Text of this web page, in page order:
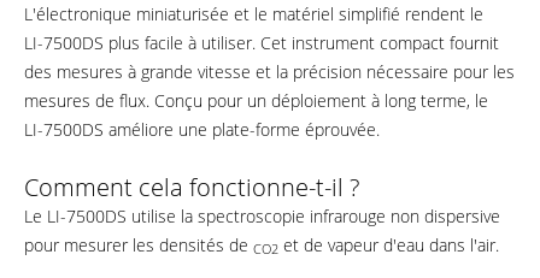
L'électronique miniaturisée et le matériel simplifié rendent le
LI-7500DS plus facile à utiliser. Cet instrument compact fournit
des mesures à grande vitesse et la précision nécessaire pour les
mesures de flux. Conçu pour un déploiement à long terme, le
LI-7500DS améliore une plate-forme éprouvée.
Comment cela fonctionne-t-il ?
Le LI-7500DS utilise la spectroscopie infrarouge non dispersive
pour mesurer les densités de CO2 et de vapeur d'eau dans l'air.